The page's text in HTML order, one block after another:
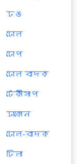
ঢঙ
ঢোল
ঢোপ
ঢোল বাদক
ঢেঁকীসাপ
ঢাকোন
ঢোল-বাদক
ঢিলা